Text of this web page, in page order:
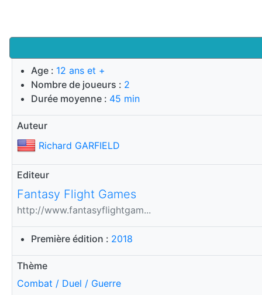
Age : 12 ans et +
Nombre de joueurs : 2
Durée moyenne : 45 min
Auteur
Richard GARFIELD
Editeur
Fantasy Flight Games
http://www.fantasyflightgam...
Première édition : 2018
Thème
Combat / Duel / Guerre